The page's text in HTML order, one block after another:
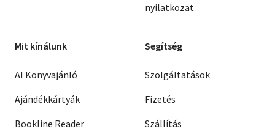
nyilatkozat
Mit kínálunk
AI Könyvajánló
Ajándékkártyák
Bookline Reader
Segítség
Szolgáltatások
Fizetés
Szállítás